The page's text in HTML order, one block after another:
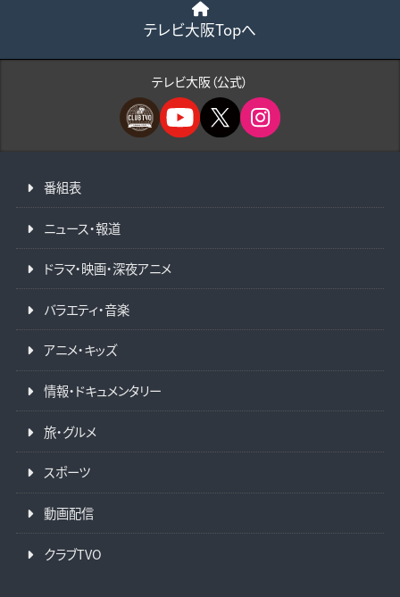
テレビ大阪Topへ
テレビ大阪（公式）
番組表
ニュース・報道
ドラマ・映画・深夜アニメ
バラエティ・音楽
アニメ・キッズ
情報・ドキュメンタリー
旅・グルメ
スポーツ
動画配信
クラブTVO